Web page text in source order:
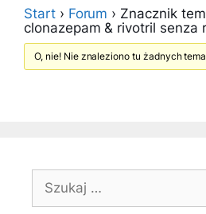
Start › Forum › Znacznik
clonazepam & rivotril senza
O, nie! Nie znaleziono tu żadnych
Szukaj: